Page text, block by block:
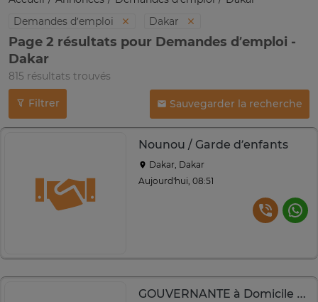
Demandes d’emploi
Dakar
Page 2 résultats pour Demandes d’emploi -
Dakar
815 résultats trouvés
Filtrer Sauvegarder la recherche
Nounou / Garde d’enfants
Dakar, Dakar
Aujourd'hui, 08:51
GOUVERNANTE à Domicile professionnelle